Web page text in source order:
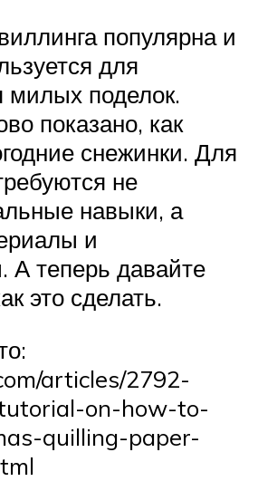
популярна и
для
милых поделок.
показано, как
снежинки. Для
не
навыки, а
и
А теперь давайте
это сделать.
articles/2792-
on-how-to-
quilling-paper-